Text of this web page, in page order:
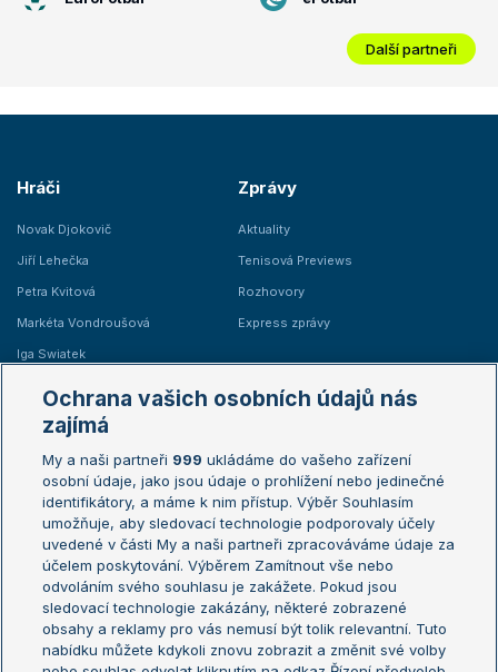
Další partneři
Hráči
Novak Djokovič
Jiří Lehečka
Petra Kvitová
Markéta Vondroušová
Iga Swiatek
Zprávy
Aktuality
Tenisová Previews
Rozhovory
Express zprávy
Žebříčky
Žebříček ATP (muži)
Žebříček WTA (ženy)
Sázkařský žebříček
Australian Open
French Open
Wimbledon
US Open
Turnaj mistrů
Turnaj mistryň
Aktualní trendy
Ochrana vašich osobních údajů nás
zajímá
My a naši partneři 999 ukládáme do vašeho zařízení
osobní údaje, jako jsou údaje o prohlížení nebo jedinečné
identifikátory, a máme k nim přístup. Výběr Souhlasím
umožňuje, aby sledovací technologie podporovaly účely
uvedené v části My a naši partneři zpracováváme údaje za
účelem poskytování. Výběrem Zamítnout vše nebo
odvoláním svého souhlasu je zakážete. Pokud jsou
sledovací technologie zakázány, některé zobrazené
obsahy a reklamy pro vás nemusí být tolik relevantní. Tuto
nabídku můžete kdykoli znovu zobrazit a změnit své volby